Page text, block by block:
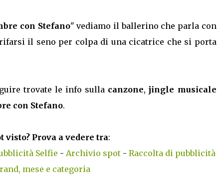
con Stefano" vediamo il ballerino che parla con
il seno per colpa di una cicatrice che si porta
trovate le info sulla canzone,jingle musicale
con Stefano.
visto? Prova a vedere tra:
Selfie - Archivio spot- Raccolta di pubblicità
mese e categoria